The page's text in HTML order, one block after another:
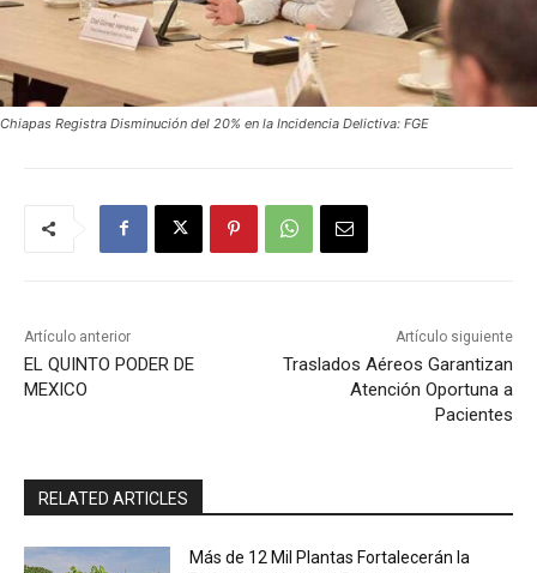
Chiapas Registra Disminución del 20% en la Incidencia Delictiva: FGE
Artículo anterior
EL QUINTO PODER DE
MEXICO
Artículo siguiente
Traslados Aéreos Garantizan
Atención Oportuna a
Pacientes
RELATED ARTICLES
Más de 12 Mil Plantas Fortalecerán la